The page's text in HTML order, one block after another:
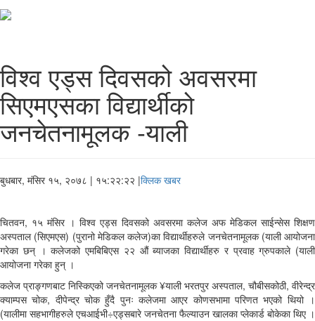
विश्व एड्स दिवसको अवसरमा
सिएमएसका विद्यार्थीको
जनचेतनामूलक -याली
बुधबार, मंसिर १५, २०७८ | १५:२२:२२ |क्लिक खबर
चितवन, १५ मंसिर । विश्व एड्स दिवसको अवसरमा कलेज अफ मेडिकल साईन्सेस शिक्षण
अस्पताल (सिएमएस) (पुरानो मेडिकल कलेज)का विद्यार्थीहरुले जनचेतनामूलक (याली आयोजना
गरेका छन् । कलेजको एमबिबिएस २२ औं ब्याजका विद्यार्थीहरु र प्रवाह ग्रुपकाले (याली
आयोजना गरेका हुन् ।
कलेज प्राङ्गणबाट निस्किएको जनचेतनामूलक ¥याली भरतपुर अस्पताल, चौबीसकोठी, वीरेन्द्र
क्याम्पस चोक, दीपेन्द्र चोक हुँदै पुनः कलेजमा आएर कोणसभामा परिणत भएको थियो ।
(यालीमा सहभागीहरुले एचआईभी÷एड्सबारे जनचेतना फैल्याउन खालका प्लेकार्ड बोकेका थिए ।